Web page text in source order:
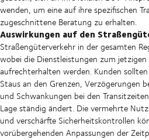
wenden, um eine auf ihre spezifischen
zugeschnittene Beratung zu erhalten.
Auswirkungen auf den
Straßengüterverkehr in der gesamten
wobei die Dienstleistungen zum
aufrechterhalten werden. Kunden
Staus an den Grenzen, Verzögerungen
und Schwankungen bei den
Lage ständig ändert. Die vermehrte
und verschärfte Sicherheitskontrollen
vorübergehenden Anpassungen der